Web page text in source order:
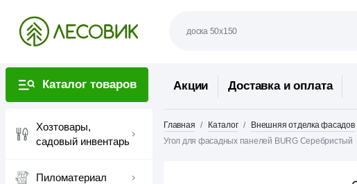
Каталог товаров
Хозтовары,
садовый инвентарь
Пиломатериал
Акции Доставка и оплата
Главная Каталог Внешняя отделка фасадов
Угол для фасадных панелей BURG Серебристый